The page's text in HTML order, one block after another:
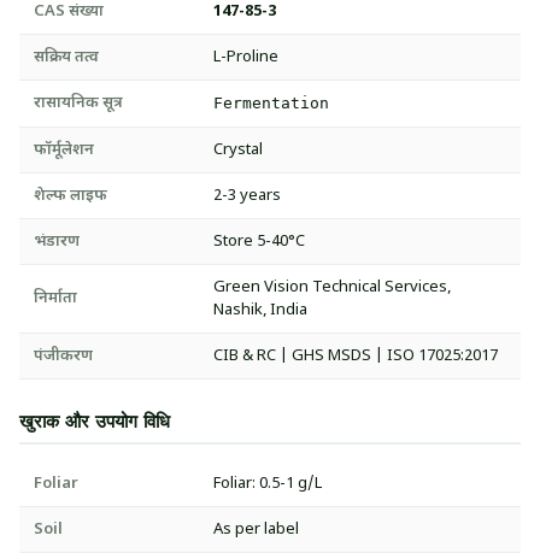
CAS संख्या 147-85-3
सक्रिय तत्व L-Proline
रासायनिक सूत्र Fermentation
फॉर्मूलेशन Crystal
शेल्फ लाइफ 2-3 years
भंडारण Store 5-40°C
निर्माता
Green Vision Technical Services,
Nashik, India
पंजीकरण CIB & RC | GHS MSDS | ISO 17025:2017
खुराक और उपयोग विधि
Foliar Foliar: 0.5-1 g/L
Soil As per label